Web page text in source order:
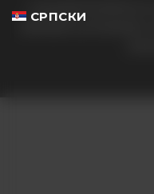
СРПСКИ
Zabranjeno je kopiranje